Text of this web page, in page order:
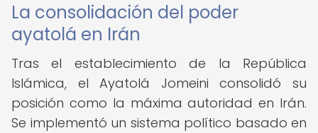
La consolidación del poder
ayatolá en Irán
Tras el establecimiento de la República
Islámica, el Ayatolá Jomeini consolidó su
posición como la máxima autoridad en Irán.
Se implementó un sistema político basado en